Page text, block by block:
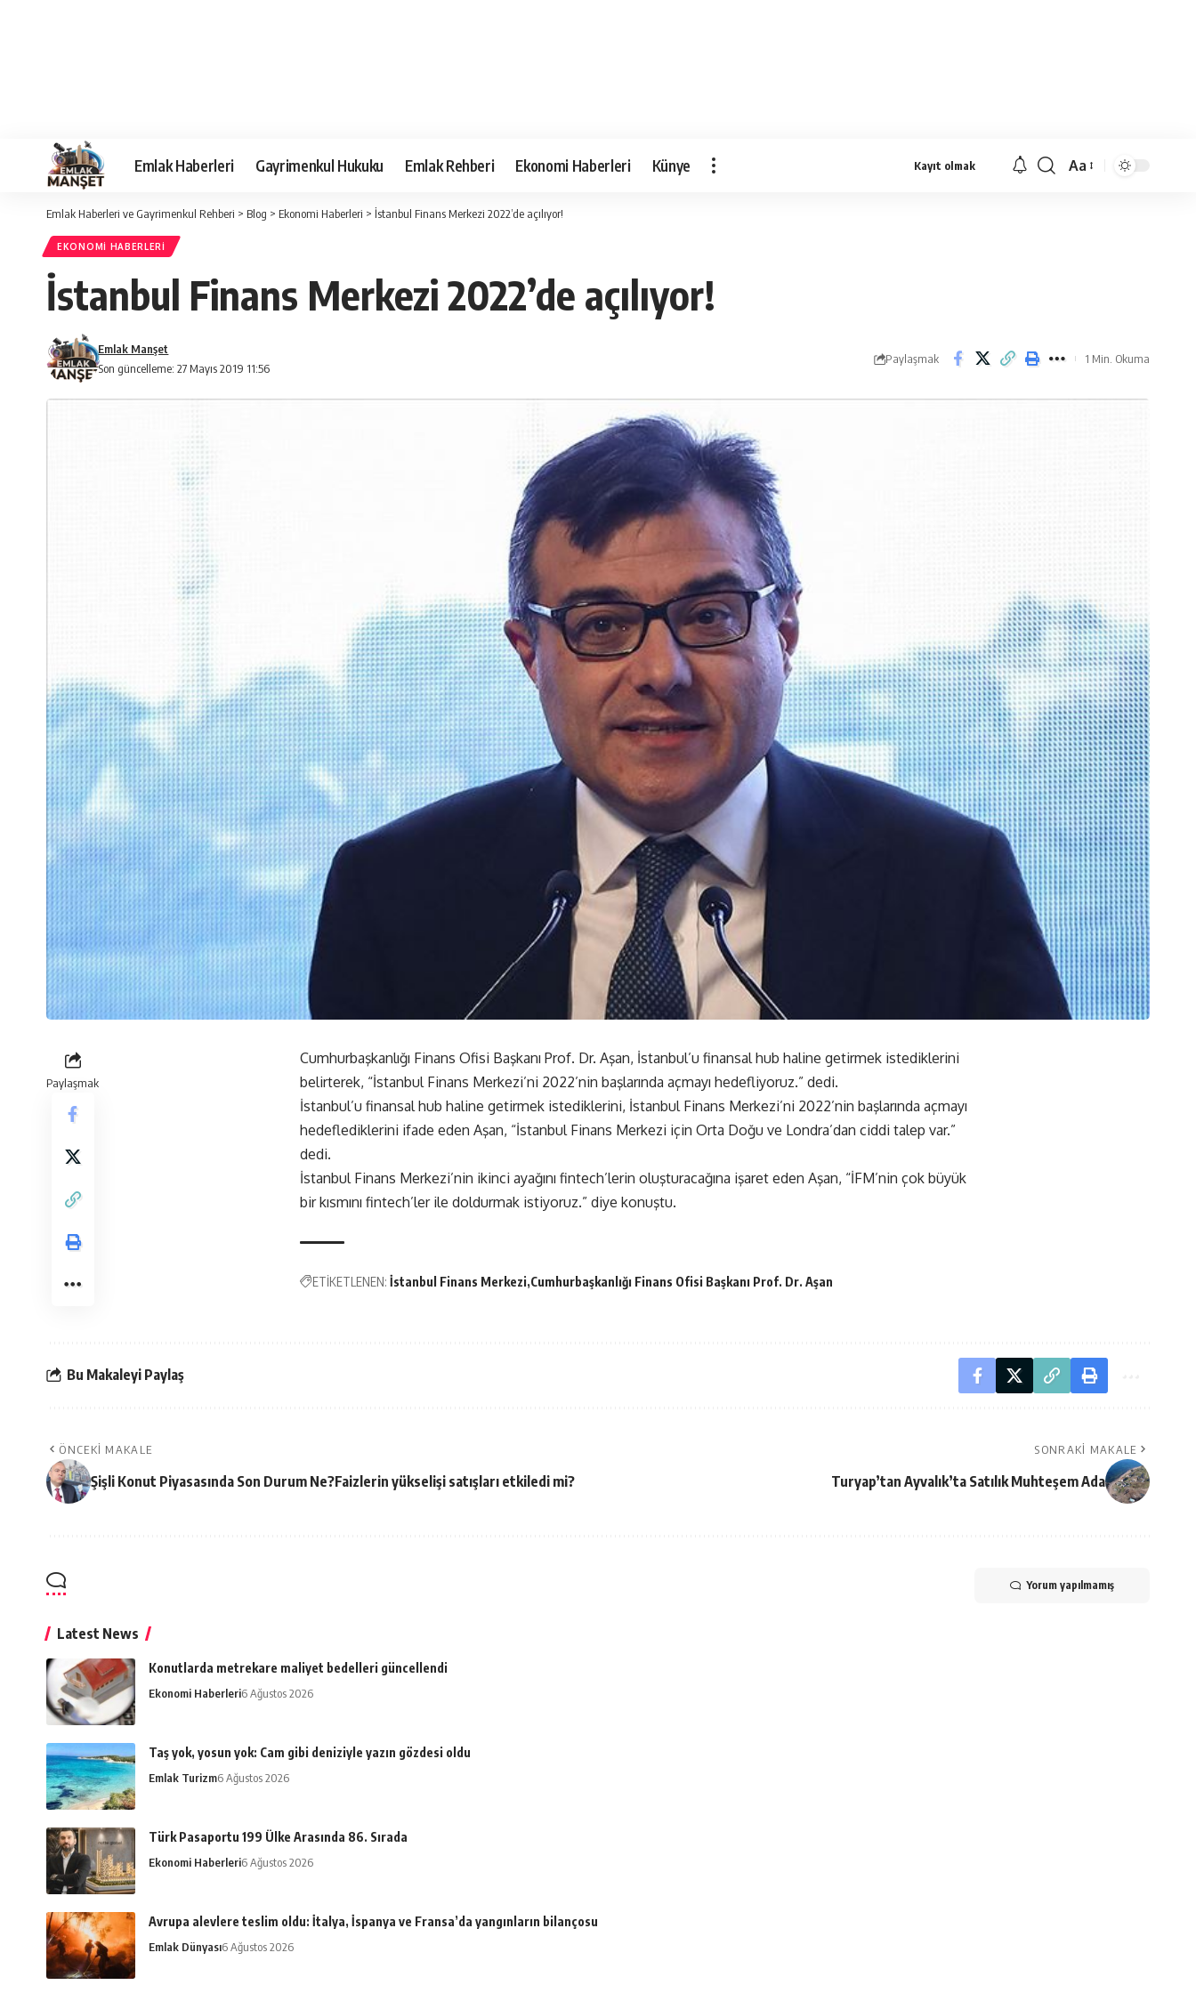
Emlak Haberleri Gayrimenkul Hukuku Emlak Rehberi Ekonomi Haberleri Künye Kayıt olmak
Yazı
Aa
Emlak Haberleri ve Gayrimenkul Rehberi > Blog > Ekonomi Haberleri > İstanbul Finans Merkezi 2022’de açılıyor!
EKONOMI HABERLERI
İstanbul Finans Merkezi 2022’de açılıyor!
Son güncelleme: 27 Mayıs 2019 11:56
Emlak Manşet
Paylaşmak 1 Min. Okuma
Paylaşmak
Cumhurbaşkanlığı Finans Ofisi Başkanı Prof. Dr. Aşan, İstanbul’u finansal hub haline getirmek istediklerini
belirterek, “İstanbul Finans Merkezi’ni 2022’nin başlarında açmayı hedefliyoruz.” dedi.
İstanbul’u finansal hub haline getirmek istediklerini, İstanbul Finans Merkezi’ni 2022’nin başlarında açmayı
hedeflediklerini ifade eden Aşan, “İstanbul Finans Merkezi için Orta Doğu ve Londra’dan ciddi talep var.”
dedi.
İstanbul Finans Merkezi’nin ikinci ayağını fintech’lerin oluşturacağına işaret eden Aşan, “İFM’nin çok büyük
bir kısmını fintech’ler ile doldurmak istiyoruz.” diye konuştu.
ETİKETLENEN: İstanbul Finans Merkezi Cumhurbaşkanlığı Finans Ofisi Başkanı Prof. Dr. Aşan
Bu Makaleyi Paylaş
ÖNCEKI MAKALE
Şişli Konut Piyasasında Son Durum Ne?Faizlerin yükselişi satışları etkiledi mi?
SONRAKI MAKALE
Turyap’tan Ayvalık’ta Satılık Muhteşem Ada
Yorum yapılmamış
Latest News
Konutlarda metrekare maliyet bedelleri güncellendi
Ekonomi Haberleri6 Ağustos 2026
Taş yok, yosun yok: Cam gibi deniziyle yazın gözdesi oldu
Emlak Turizm6 Ağustos 2026
Türk Pasaportu 199 Ülke Arasında 86. Sırada
Ekonomi Haberleri6 Ağustos 2026
Avrupa alevlere teslim oldu: İtalya, İspanya ve Fransa’da yangınların bilançosu
Emlak Dünyası6 Ağustos 2026